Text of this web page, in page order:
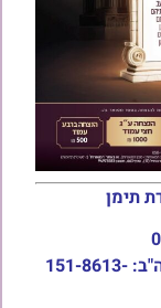
תימן
8416* | 03-30-8888-5 | ארה"ב: 151-8613-